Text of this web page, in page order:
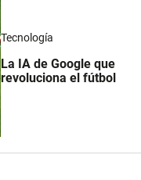
Tecnología
La IA de Google que
revoluciona el fútbol